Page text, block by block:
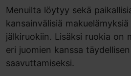
Menuilta löytyy sekä
kansainvälisiä
jälkiruokiin. Lisäksi ruokia on
eri juomien kanssa
saavuttamiseksi.